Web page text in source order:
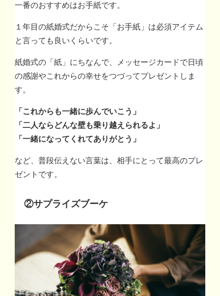
一番のおすすめはお手紙です。
１年目の紙婚式だからこそ「お手紙」は必須アイテム
と言っても良いくらいです。
紙婚式の「紙」にちなんで、メッセージカードで日頃
の感謝やこれからの幸せをつづってプレゼントしま
す。
「これからも一緒に歩んでいこう」
「二人ならどんな壁も乗り越えられるよ」
「一緒になってくれてありがとう」
など、普段伝えない言葉は、相手にとって最高のプレ
ゼントです。
②サプライズブーケ